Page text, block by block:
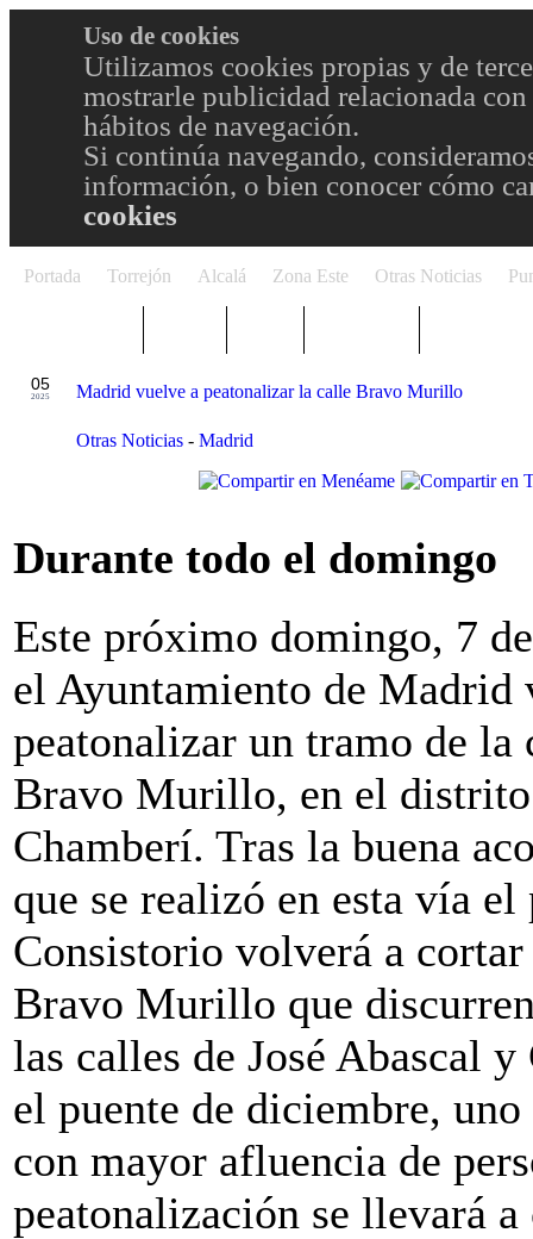
Uso de cookies
Utilizamos cookies propias y de
mostrarle publicidad relacionada
hábitos de navegación.
Si continúa navegando,
información, o bien conocer cómo
cookies
Portada Torrejón Alcalá Zona Este Otras Noticias
05
2025 Madrid vuelve a peatonalizar la calle Bravo Murillo
Otras Noticias - Madrid
Durante todo el domingo
Este próximo domingo, 7
el Ayuntamiento de Madrid
peatonalizar un tramo de la
Bravo Murillo, en el
Chamberí. Tras la buena
que se realizó en esta vía
Consistorio volverá a
Bravo Murillo que
las calles de José Abascal
el puente de diciembre,
con mayor afluencia de
peatonalización se llevará